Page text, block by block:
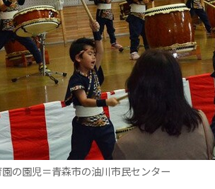
の園児＝青森市の油川市民センター